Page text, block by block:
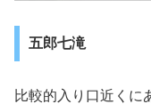
五郎七滝
比較的入り口近くに